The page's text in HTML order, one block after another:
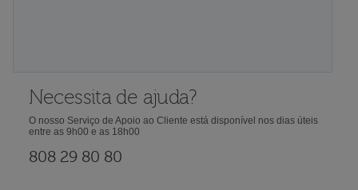
Necessita de ajuda?
O nosso Serviço de Apoio ao Cliente está disponível nos dias úteis
entre as 9h00 e as 18h00
808 29 80 80